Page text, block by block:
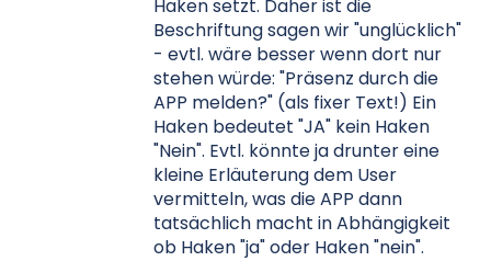
Haken setzt. Daher ist die
Beschriftung sagen wir "unglücklich"
- evtl. wäre besser wenn dort nur
stehen würde: "Präsenz durch die
APP melden?" (als fixer Text!) Ein
Haken bedeutet "JA" kein Haken
"Nein". Evtl. könnte ja drunter eine
kleine Erläuterung dem User
vermitteln, was die APP dann
tatsächlich macht in Abhängigkeit
ob Haken "ja" oder Haken "nein".